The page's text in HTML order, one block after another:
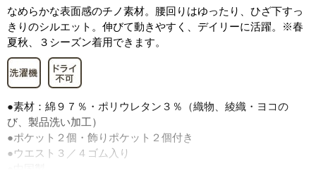
なめらかな表面感のチノ素材。腰回りはゆったり、ひざ下すっ
きりのシルエット。伸びて動きやすく、デイリーに活躍。※春
夏秋、３シーズン着用できます。
●素材：綿９７％・ポリウレタン３％（織物、綾織・ヨコの
び、製品洗い加工）
●ポケット２個・飾りポケット２個付き
●ウエスト３／４ゴム入り